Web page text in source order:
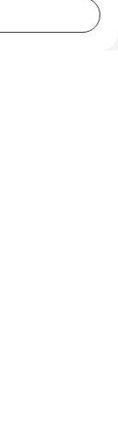
MENU